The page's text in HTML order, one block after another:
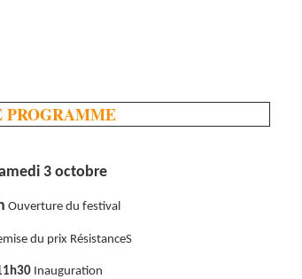
PROGRAMME
3 octobre
Ouverture du festival
du prix RésistanceS
Inauguration